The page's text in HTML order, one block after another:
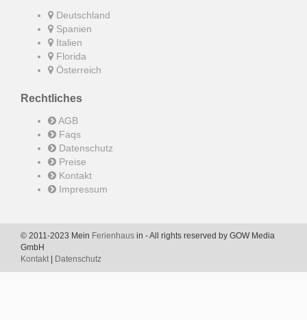
Deutschland
Spanien
Italien
Florida
Österreich
Rechtliches
AGB
Faqs
Datenschutz
Preise
Kontakt
Impressum
© 2011-2023 Mein Ferienhaus in - All rights reserved by GOW Media
GmbH
Kontakt| Datenschutz